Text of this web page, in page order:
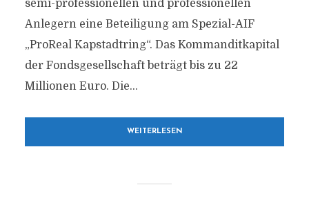
semi-professionellen und professionellen
Anlegern eine Beteiligung am Spezial-AIF
„ProReal Kapstadtring“. Das Kommanditkapital
der Fondsgesellschaft beträgt bis zu 22
Millionen Euro. Die...
WEITERLESEN